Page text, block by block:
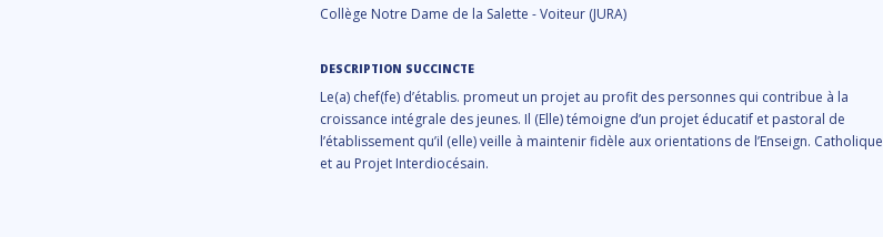
Collège Notre Dame de la Salette - Voiteur (JURA)
DESCRIPTION SUCCINCTE
Le(a) chef(fe) d’établis. promeut un projet au profit des personnes qui contribue à la
croissance intégrale des jeunes. Il (Elle) témoigne d’un projet éducatif et pastoral de
l’établissement qu’il (elle) veille à maintenir fidèle aux orientations de l’Enseign. Catholique
et au Projet Interdiocésain.